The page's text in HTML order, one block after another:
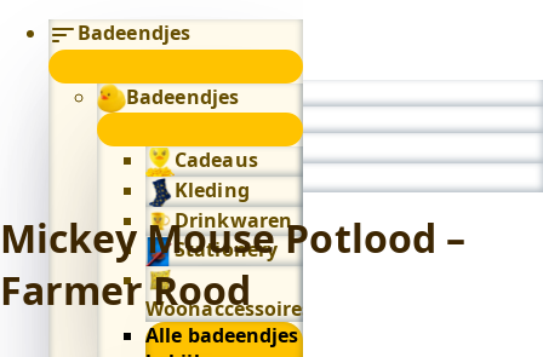
Badeendjes
Badeendjes
Cadeaus
Kleding
Drinkwaren
Stationery
Woonaccessoires
Alle badeendjes
Mickey Mouse Potlood –
Farmer Rood